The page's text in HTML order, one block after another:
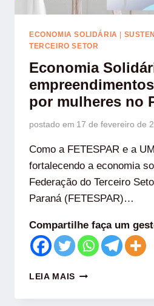
ECONOMIA SOLIDÁRIA |
TERCEIRO SETOR
Economia
por mulheres no
postado em 17 de fevereiro de
Como a FETESPAR e a
fortalecendo a economia
Federação do Terceiro
Paraná (FETESPAR)…
Compartilhe faça um
LEIA MAIS